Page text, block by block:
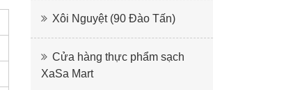
Xôi Nguyệt (90 Đào Tấn)
Cửa hàng thực phẩm sạch
XaSa Mart